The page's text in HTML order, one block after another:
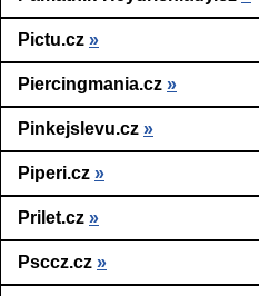
Pictu.cz »
Piercingmania.cz »
Pinkejslevu.cz »
Piperi.cz »
Prilet.cz »
Psccz.cz »